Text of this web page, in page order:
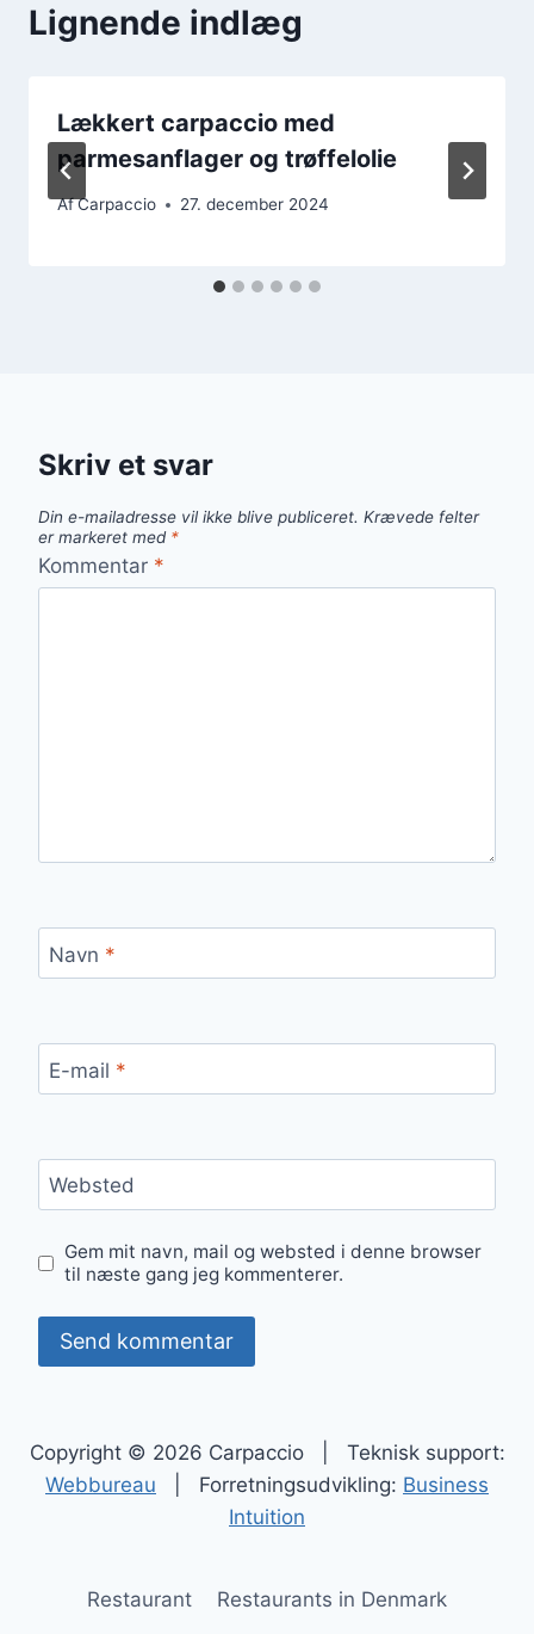
Lignende indlæg
Lækkert carpaccio med
parmesanflager og trøffelolie
AfCarpaccio 27. december 2024
Skriv et svar
Din e-mailadresse vil ikke blive publiceret. Krævede felter
er markeret med *
Kommentar *
Navn *
E-mail *
Websted
Gem mit navn, mail og websted i denne browser
til næste gang jeg kommenterer.
Copyright © 2026 Carpaccio | Teknisk support:
Webbureau | Forretningsudvikling: Business
Intuition
Restaurant
Restaurants in Denmark